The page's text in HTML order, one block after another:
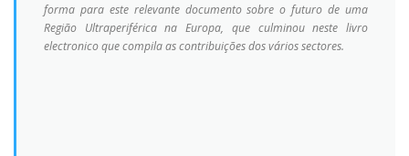
forma para este relevante documento sobre o futuro de uma
Região Ultraperiférica na Europa, que culminou neste livro
electronico que compila as contribuições dos vários sectores.